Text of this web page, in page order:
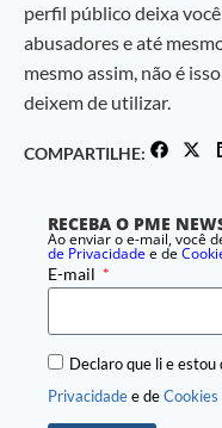
perfil público deixa
abusadores e até
mesmo assim, não é
deixem de utilizar.
COMPARTILHE:
RECEBA O PME
Ao enviar o e-mail, você
de Privacidadee de
E-mail
Declaro que li e estou
Privacidadee deCookies